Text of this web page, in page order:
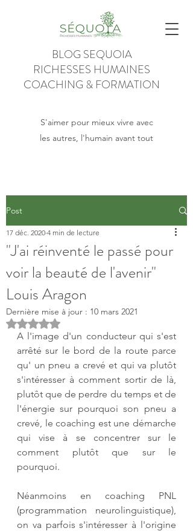
BLOG SEQUOIA
RICHESSES HUMAINES
COACHING & FORMATION
S'aimer pour mieux vivre avec
les autres, l'humain avant tout
Post
"J'ai réinventé le passé pour
voir la beauté de l'avenir"
Louis Aragon
17 déc. 2020 4 min de lecture
Dernière mise à jour : 10 mars 2021
Noté NaN étoiles sur 5.
A l'image d'un conducteur qui s'est
arrêté sur le bord de la route parce
qu' un pneu a crevé et qui va plutôt
s'intéresser à comment sortir de là,
plutôt que de perdre du temps et de
l'énergie sur pourquoi son pneu a
crevé, le coaching est une démarche
qui vise à se concentrer sur le
comment plutôt que sur le
pourquoi.
Néanmoins en coaching PNL
(programmation neurolinguistique),
on va parfois s'intéresser à l'origine